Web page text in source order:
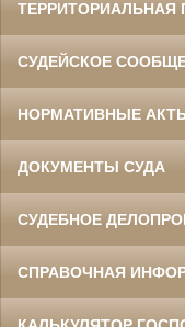
ТЕРРИТОРИАЛЬНАЯ
СУДЕЙСКОЕ
НОРМАТИВНЫЕ
ДОКУМЕНТЫ СУДА
СУДЕБНОЕ
СПРАВОЧНАЯ